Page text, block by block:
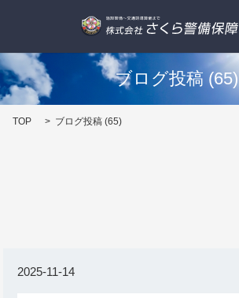
ブログ投稿 (65)
TOP ブログ投稿 (65)
2025-11-14